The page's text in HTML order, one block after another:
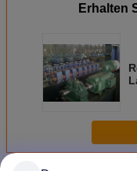
Erhalten